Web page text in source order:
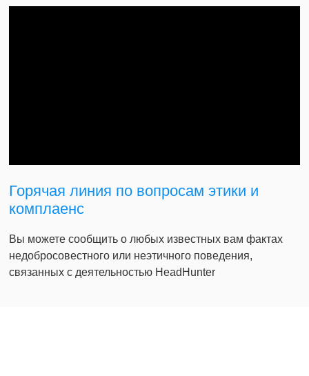
Горячая линия по вопросам этики и
комплаенс
Вы можете сообщить о любых известных вам фактах
недобросовестного или неэтичного поведения,
связанных с деятельностью HeadHunter